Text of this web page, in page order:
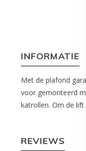
INFORMATIE
Met de plafond
voor gemonteerd
katrollen. Om de
REVIEWS